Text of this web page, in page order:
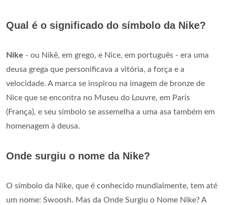
Qual é o significado do símbolo da Nike?
Nike - ou Níkē, em grego, e Nice, em português - era uma
deusa grega que personificava a vitória, a força e a
velocidade. A marca se inspirou na imagem de bronze de
Nice que se encontra no Museu do Louvre, em Paris
(França), e seu símbolo se assemelha a uma asa também em
homenagem à deusa.
Onde surgiu o nome da Nike?
O símbolo da Nike, que é conhecido mundialmente, tem até
um nome: Swoosh. Mas da Onde Surgiu o Nome Nike? A